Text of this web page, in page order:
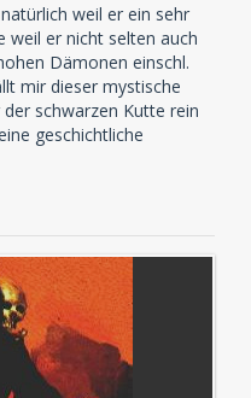
weil er ein sehr
weil er nicht selten auch
Dämonen einschl.
mir dieser mystische
schwarzen Kutte rein
geschichtliche